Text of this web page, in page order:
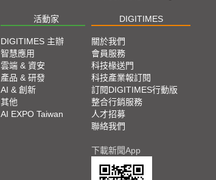
活動家 DIGITIMES
DIGITIMES 主辦
智慧應用
雲端 & 資安
產品 & 研發
AI & 創新
其他
AI EXPO Taiwan
關於我們
會員服務
科技椽送門
科技產業報訂閱
訂閱DIGITIMES行動版
整合行銷服務
人才招募
聯絡我們
下載新聞App